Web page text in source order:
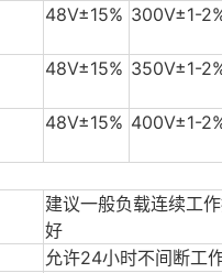
48V±15% 300V±1-
48V±15% 350V±1-
48V±15% 400V±1-
建议一般负载连续工
好
允许24小时不间断工